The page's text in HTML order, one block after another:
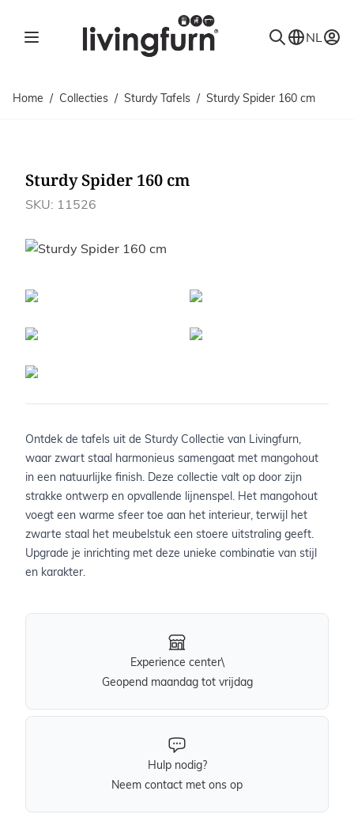
NL
Home / Collecties / Sturdy Tafels / Sturdy Spider 160 cm
Sturdy Spider 160 cm
SKU: 11526
Afbeeldingen
Ontdek de tafels uit de Sturdy Collectie van Livingfurn,
waar zwart staal harmonieus samengaat met mangohout
in een natuurlijke finish. Deze collectie valt op door zijn
strakke ontwerp en opvallende lijnenspel. Het mangohout
voegt een warme sfeer toe aan het interieur, terwijl het
zwarte staal het meubelstuk een stoere uitstraling geeft.
Upgrade je inrichting met deze unieke combinatie van stijl
en karakter.
Experience center\
Geopend maandag tot vrijdag
Hulp nodig?
Neem contact met ons op